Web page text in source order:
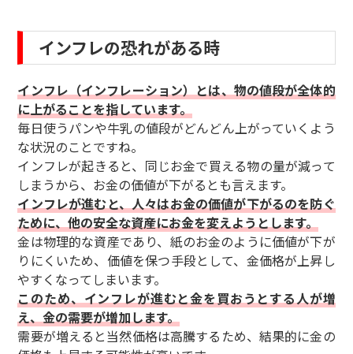
インフレの恐れがある時
インフレ（インフレーション）とは、物の値段が全体的
に上がることを指しています。
毎日使うパンや牛乳の値段がどんどん上がっていくよう
な状況のことですね。
インフレが起きると、同じお金で買える物の量が減って
しまうから、お金の価値が下がるとも言えます。
インフレが進むと、人々はお金の価値が下がるのを防ぐ
ために、他の安全な資産にお金を変えようとします。
金は物理的な資産であり、紙のお金のように価値が下が
りにくいため、価値を保つ手段として、金価格が上昇し
やすくなってしまいます。
このため、インフレが進むと金を買おうとする人が増
え、金の需要が増加します。
需要が増えると当然価格は高騰するため、結果的に金の